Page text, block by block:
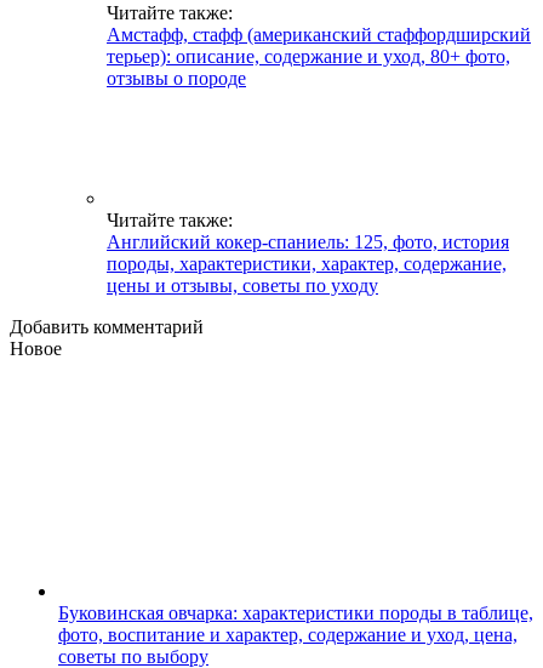
Читайте также:
Амстафф, стафф (американский стаффордширский
терьер): описание, содержание и уход, 80+ фото,
отзывы о породе
Читайте также:
Английский кокер-спаниель: 125, фото, история
породы, характеристики, характер, содержание,
цены и отзывы, советы по уходу
Добавить комментарий
Новое
Буковинская овчарка: характеристики породы в таблице,
фото, воспитание и характер, содержание и уход, цена,
советы по выбору